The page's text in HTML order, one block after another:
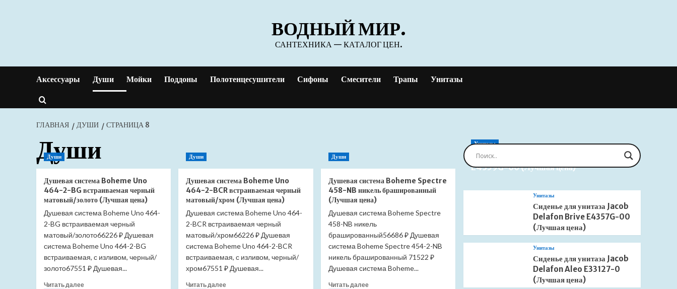
ВОДНЫЙ МИР.
САНТЕХНИКА — КАТАЛОГ ЦЕН.
Аксессуары Души Мойки Поддоны Полотенцесушители Сифоны Смесители Трапы Унитазы
ГЛАВНАЯ ДУШИ СТРАНИЦА 8
Души
Души
Душевая система Boheme Uno
464-2-BG встраиваемая черный
матовый/золото (Лучшая цена)
Душевая система Boheme Uno 464-
2-BG встраиваемая черный
матовый/золото66226 ₽ Душевая
система Boheme Uno 464-2-BG
встраиваемая, с изливом, черный/
золото67551 ₽ Душевая...
Читать далееПрочитать
Души
Душевая система Boheme Uno
464-2-BCR встраиваемая черный
матовый/хром (Лучшая цена)
Душевая система Boheme Uno 464-
2-BCR встраиваемая черный
матовый/хром66226 ₽ Душевая
система Boheme Uno 464-2-BCR
встраиваемая, с изливом, черный/
хром67551 ₽ Душевая...
Читать далееПрочитать
Души
Душевая система Boheme Spectre
458-NB никель брашированный
(Лучшая цена)
Душевая система Boheme Spectre
458-NB никель
брашированный56686 ₽ Душевая
система Boheme Spectre 454-2-NB
никель брашированный 71522 ₽
Душевая система Boheme...
Читать далееПрочитать
Унитазы
Сиденье для унитаза Jacob Delafon Brive
E4359G-00 (Лучшая цена)
Унитазы
Сиденье для унитаза Jacob
Delafon Brive E4357G-00
(Лучшая цена)
Унитазы
Сиденье для унитаза Jacob
Delafon Aleo E33127-0
(Лучшая цена)